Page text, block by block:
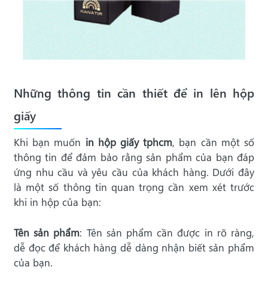
Những thông tin cần thiết để in lên hộp
giấy
Khi bạn muốn in hộp giấy tphcm, bạn cần một số
thông tin để đảm bảo rằng sản phẩm của bạn đáp
ứng nhu cầu và yêu cầu của khách hàng. Dưới đây
là một số thông tin quan trọng cần xem xét trước
khi in hộp của bạn:
Tên sản phẩm: Tên sản phẩm cần được in rõ ràng,
dễ đọc để khách hàng dễ dàng nhận biết sản phẩm
của bạn.